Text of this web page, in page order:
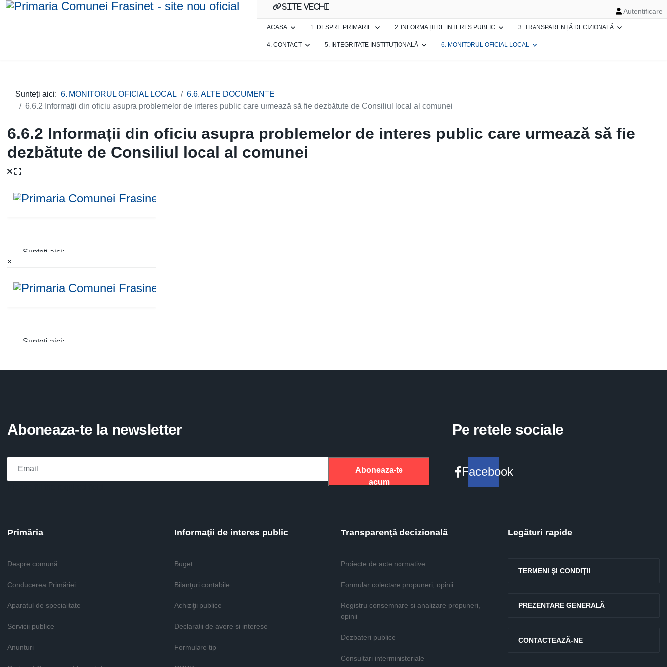
site vechi
Autentificare
ACASA 1. DESPRE PRIMARIE 2. INFORMAȚII DE INTERES PUBLIC 3. TRANSPARENȚĂ DECIZIONALĂ
4. CONTACT 5. INTEGRITATE INSTITUȚIONALĂ 6. MONITORUL OFICIAL LOCAL
Sunteți aici: 6. MONITORUL OFICIAL LOCAL
6.6. ALTE DOCUMENTE
6.6.2 Informații din oficiu asupra problemelor de interes public care urmează să fie dezbătute de Consiliul local al comunei
6.6.2 Informații din oficiu asupra problemelor de interes public care urmează să fie
dezbătute de Consiliul local al comunei
×
Aboneaza-te la newsletter
Aboneaza-te
acum
Pe retele sociale
Facebook
Primăria
Despre comună
Conducerea Primăriei
Aparatul de specialitate
Servicii publice
Anunturi
Informaţii de interes public
Buget
Bilanţuri contabile
Achiziţii publice
Declaratii de avere si interese
Formulare tip
Transparenţă decizională
Proiecte de acte normative
Formular colectare propuneri, opinii
Registru consemnare si analizare propuneri,
opinii
Dezbateri publice
Consultari interministeriale
Legături rapide
TERMENI ŞI CONDIŢII
PREZENTARE GENERALĂ
CONTACTEAZĂ-NE